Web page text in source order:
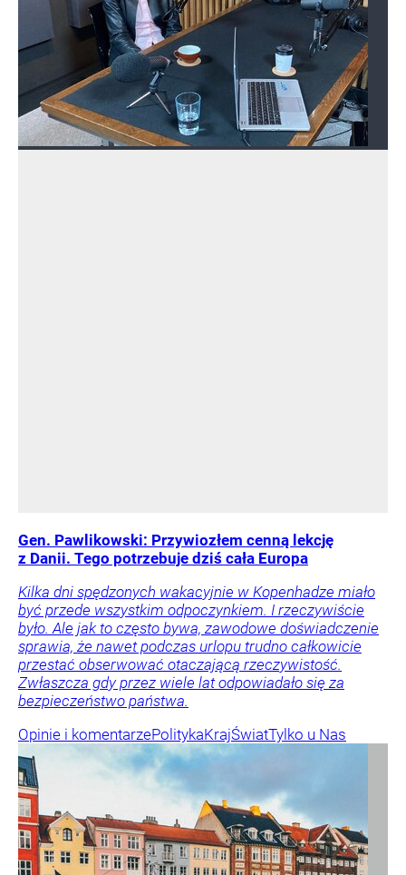
Gen. Pawlikowski: Przywiozłem cenną lekcję
z Danii. Tego potrzebuje dziś cała Europa
Kilka dni spędzonych wakacyjnie w Kopenhadze miało
być przede wszystkim odpoczynkiem. I rzeczywiście
było. Ale jak to często bywa, zawodowe doświadczenie
sprawia, że nawet podczas urlopu trudno całkowicie
przestać obserwować otaczającą rzeczywistość.
Zwłaszcza gdy przez wiele lat odpowiadało się za
bezpieczeństwo państwa.
Opinie i komentarzePolitykaKrajŚwiatTylko u Nas